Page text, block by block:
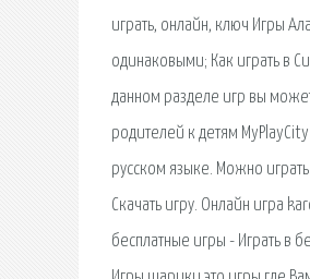
играть, онлайн, ключ Игры
одинаковыми; Как играть в
данном разделе игр вы
родителей к детям
русском языке. Можно
Скачать игру. Онлайн игра
бесплатные игры - Играть в